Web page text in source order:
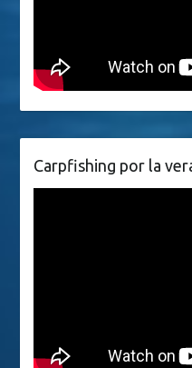
Carpfishing por la